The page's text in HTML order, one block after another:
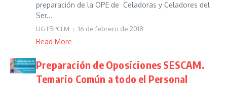
preparación de la OPE de Celadoras y Celadores del
Ser...
UGTSPCLM 16 de febrero de 2018
Read More
Preparación de Oposiciones SESCAM.
Temario Común a todo el Personal